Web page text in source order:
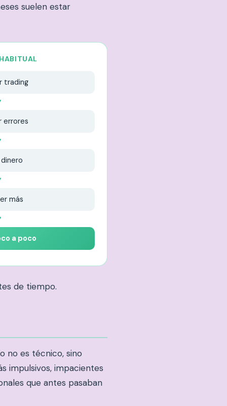
suelen estar
trading
errores
más
a poco
de tiempo.
no es técnico, sino
impulsivos, impacientes
que antes pasaban